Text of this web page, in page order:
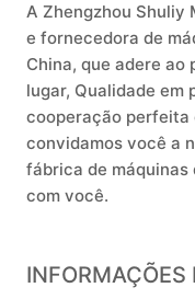
A Zhengzhou Shuliy
e fornecedora de
China, que adere ao
lugar, Qualidade em
cooperação perfeita
convidamos você a
fábrica de máquinas
com você.
INFORMAÇÕES